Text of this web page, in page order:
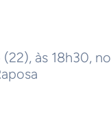
às 18h30, no